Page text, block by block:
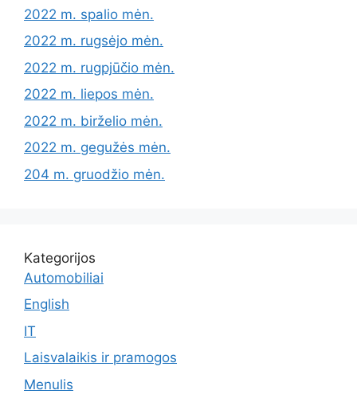
2022 m. spalio mėn.
2022 m. rugsėjo mėn.
2022 m. rugpjūčio mėn.
2022 m. liepos mėn.
2022 m. birželio mėn.
2022 m. gegužės mėn.
204 m. gruodžio mėn.
Kategorijos
Automobiliai
English
IT
Laisvalaikis ir pramogos
Menulis